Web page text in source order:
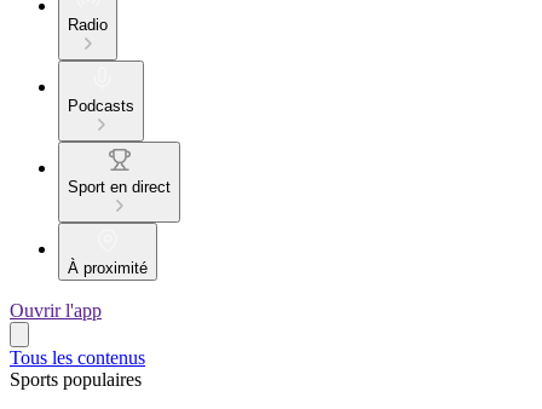
Radio
Podcasts
Sport en direct
À proximité
Ouvrir l'app
Tous les contenus
Sports populaires